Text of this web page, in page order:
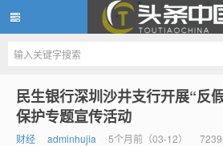
头条中国网
民生银行深圳沙井支行开展“反
保护专题宣传活动
财经 adminhujia 5个月前（03-12）